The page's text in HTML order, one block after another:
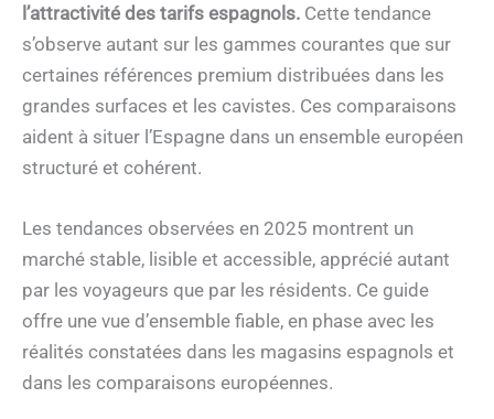
l’attractivité des tarifs espagnols. Cette tendance
s’observe autant sur les gammes courantes que sur
certaines références premium distribuées dans les
grandes surfaces et les cavistes. Ces comparaisons
aident à situer l’Espagne dans un ensemble européen
structuré et cohérent.
Les tendances observées en 2025 montrent un
marché stable, lisible et accessible, apprécié autant
par les voyageurs que par les résidents. Ce guide
offre une vue d’ensemble fiable, en phase avec les
réalités constatées dans les magasins espagnols et
dans les comparaisons européennes.